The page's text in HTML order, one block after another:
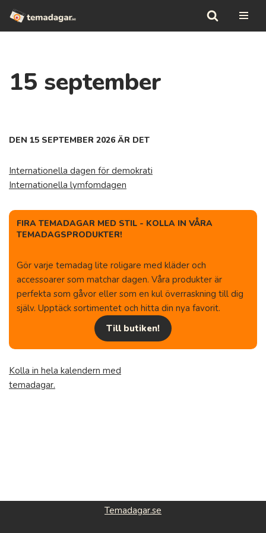
Hoppa
15 september
DEN 15 SEPTEMBER 2026 ÄR DET
Internationella dagen för demokrati
Internationella lymfomdagen
FIRA TEMADAGAR MED STIL - KOLLA IN VÅRA
TEMADAGSPRODUKTER!
Gör varje temadag lite roligare med kläder och
accessoarer som matchar dagen. Våra produkter är
perfekta som gåvor eller som en kul överraskning till dig
själv. Upptäck sortimentet och hitta din nya favorit.
Till butiken!
Kolla in hela kalendern med
temadagar.
Temadagar.se